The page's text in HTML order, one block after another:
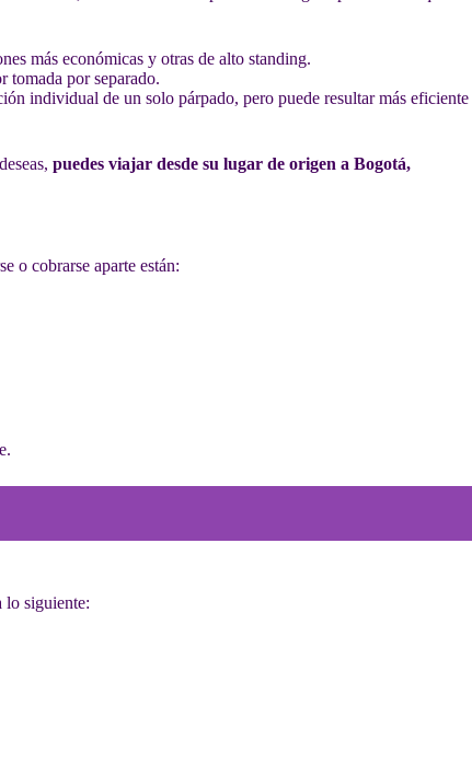
más económicas y otras de alto standing.
tomada por separado.
individual de un solo párpado, pero puede resultar más eficiente
puedes viajar desde su lugar de origen a Bogotá,
o cobrarse aparte están:
lo siguiente: